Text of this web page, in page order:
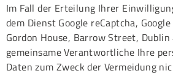
Im Fall der Erteilung Ihrer
dem Dienst Google reCaptcha,
Gordon House, Barrow Street,
gemeinsame Verantwortliche Ihre
Daten zum Zweck der Vermeidung